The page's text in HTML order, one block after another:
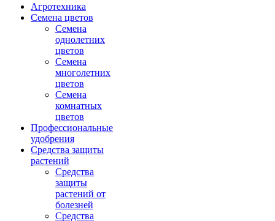
Агротехника
Семена цветов
Семена
однолетних
цветов
Семена
многолетних
цветов
Семена
комнатных
цветов
Профессиональные
удобрения
Средства защиты
растений
Средства
защиты
растений от
болезней
Средства